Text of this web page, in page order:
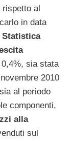
rispetto al
in data
Statistica
sia stata
2010
al periodo
componenti,
alla
sul